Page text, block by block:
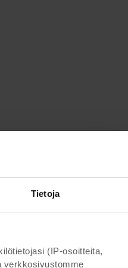
Tietoja
(IP-osoitteita,
verkkosivustomme